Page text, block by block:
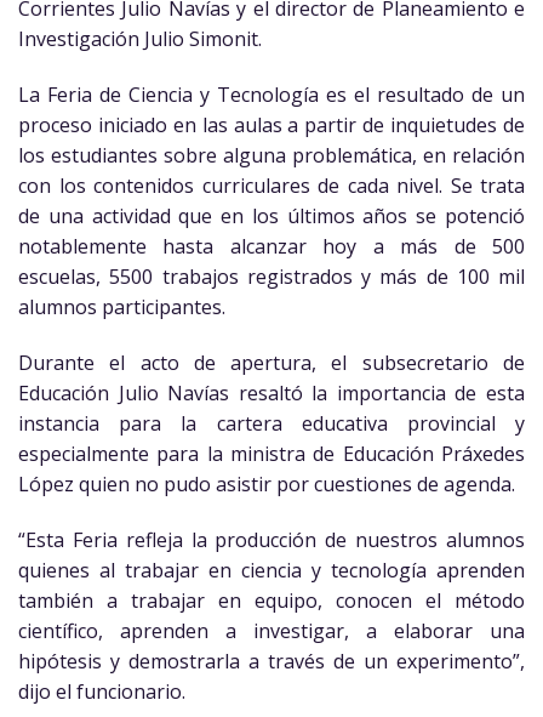
Corrientes Julio Navías y el director de Planeamiento e
Investigación Julio Simonit.
La Feria de Ciencia y Tecnología es el resultado de un
proceso iniciado en las aulas a partir de inquietudes de
los estudiantes sobre alguna problemática, en relación
con los contenidos curriculares de cada nivel. Se trata
de una actividad que en los últimos años se potenció
notablemente hasta alcanzar hoy a más de 500
escuelas, 5500 trabajos registrados y más de 100 mil
alumnos participantes.
Durante el acto de apertura, el subsecretario de
Educación Julio Navías resaltó la importancia de esta
instancia para la cartera educativa provincial y
especialmente para la ministra de Educación Práxedes
López quien no pudo asistir por cuestiones de agenda.
“Esta Feria refleja la producción de nuestros alumnos
quienes al trabajar en ciencia y tecnología aprenden
también a trabajar en equipo, conocen el método
científico, aprenden a investigar, a elaborar una
hipótesis y demostrarla a través de un experimento”,
dijo el funcionario.